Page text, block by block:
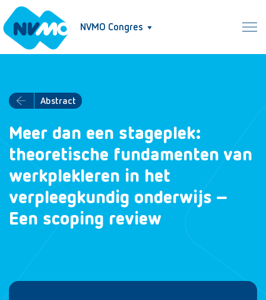
NVMO Congres
Abstract
Meer dan een stageplek:
theoretische fundamenten van
werkplekleren in het
verpleegkundig onderwijs –
Een scoping review